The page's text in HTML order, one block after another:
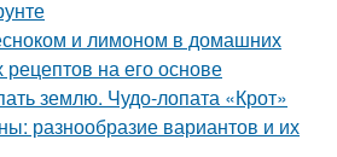
и лимоном в домашних
на его основе
землю. Чудо-лопата «Крот»
разнообразие вариантов и их